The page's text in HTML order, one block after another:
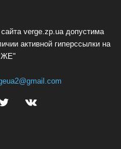
verge.zp.ua допустима
активной гиперссылки на